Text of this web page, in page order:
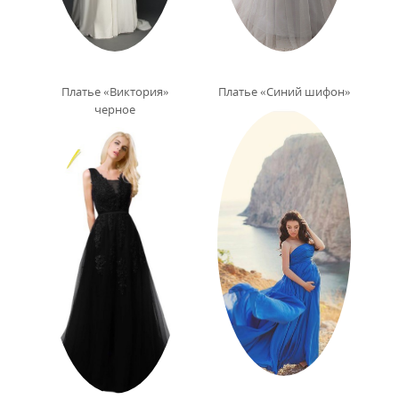
Платье «Виктория»
черное
Платье «Синий шифон»